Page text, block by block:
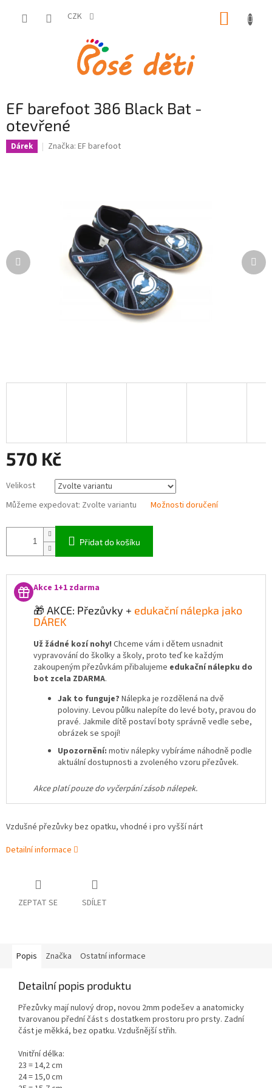
CZK
EF barefoot 386 Black Bat -
otevřené
Dárek Značka: EF barefoot
570 Kč
cena:
Velikost
Můžeme expedovat: Zvolte variantu Možnosti doručení
Přidat do košíku
Akce 1+1 zdarma
🎁 AKCE: Přezůvky + edukační nálepka jako
DÁREK
Už žádné kozí nohy! Chceme vám i dětem usnadnit
vypravování do školky a školy, proto teď ke každým
zakoupeným přezůvkám přibalujeme edukační nálepku do
bot zcela ZDARMA.
Jak to funguje? Nálepka je rozdělená na dvě
poloviny. Levou půlku nalepíte do levé boty, pravou do
pravé. Jakmile dítě postaví boty správně vedle sebe,
obrázek se spojí!
Upozornění: motiv nálepky vybíráme náhodně podle
aktuální dostupnosti a zvoleného vzoru přezůvek.
Akce platí pouze do vyčerpání zásob nálepek.
Vzdušné přezůvky bez opatku, vhodné i pro vyšší nárt
Detailní informace
ZEPTAT SE SDÍLET
Popis Značka Ostatní informace
Detailní popis produktu
Přezůvky mají nulový drop, novou 2mm podešev a anatomicky
tvarovanou přední část s dostatkem prostoru pro prsty. Zadní
část je měkká, bez opatku. Vzdušnější střih.
Vnitřní délka:
23 = 14,2 cm
24 = 15,0 cm